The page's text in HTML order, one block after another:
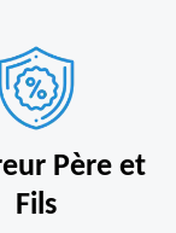
Père et
Fils